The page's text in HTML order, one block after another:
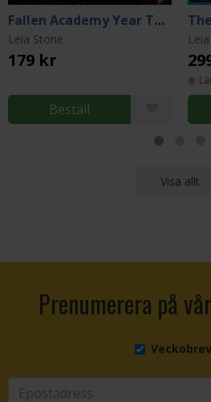
Fallen Academy Year Two
Leia Stone
179 kr
Beställ
Visa allt
Prenumerera på